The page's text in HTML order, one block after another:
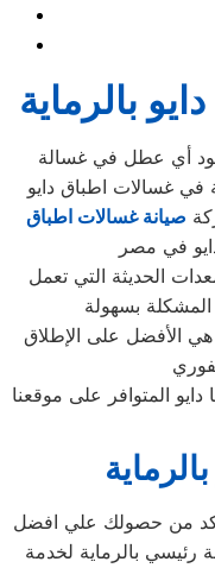
بالرماية
أي عطل في غسالة
في غسالات اطباق دايو
صيانة غسالات اطباق
الحديثة التي تعمل
بسهولة
هي الأفضل على الإطلاق
المتوافر على موقعنا
من حصولك علي افضل
بالرماية لخدمة